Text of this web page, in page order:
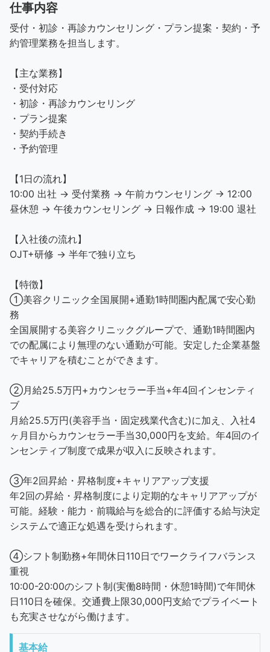
仕事内容
受付・初診・再診カウンセリング・プラン提案・契約・予
約管理業務を担当します。
【主な業務】
・受付対応
・初診・再診カウンセリング
・プラン提案
・契約手続き
・予約管理
【1日の流れ】
10:00 出社 → 受付業務 → 午前カウンセリング → 12:00
昼休憩 → 午後カウンセリング → 日報作成 → 19:00 退社
【入社後の流れ】
OJT+研修 → 半年で独り立ち
【特徴】
①美容クリニック全国展開+通勤1時間圏内配属で安心勤
務
全国展開する美容クリニックグループで、通勤1時間圏内
での配属により無理のない通勤が可能。安定した企業基盤
でキャリアを積むことができます。
②月給25.5万円+カウンセラー手当+年4回インセンティ
ブ
月給25.5万円(美容手当・固定残業代含む)に加え、入社4
ヶ月目からカウンセラー手当30,000円を支給。年4回のイ
ンセンティブ制度で成果が収入に反映されます。
③年2回昇給・昇格制度+キャリアアップ支援
年2回の昇給・昇格制度により定期的なキャリアアップが
可能。経験・能力・前職給与を総合的に評価する給与決定
システムで適正な処遇を受けられます。
④シフト制勤務+年間休日110日でワークライフバランス
重視
10:00-20:00のシフト制(実働8時間・休憩1時間)で年間休
日110日を確保。交通費上限30,000円支給でプライベート
も充実させながら働けます。
基本給